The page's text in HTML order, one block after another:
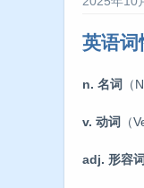
英语词
n. 名词
v. 动词 （
adj. 形容词